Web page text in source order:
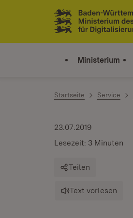
Zum Inhalt springen
Link zur Startseite
Ministerium
Startseite Service
23.07.2019
Lesezeit: 3 Minuten
Teilen
Text vorlesen